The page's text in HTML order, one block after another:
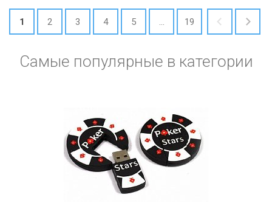
1 2 3 4 5 ... 19
Самые популярные в категории